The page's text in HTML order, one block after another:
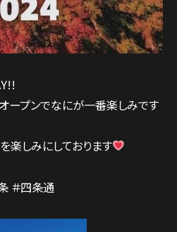
ープンでなにが一番楽しみです
楽しみにしております
＃四条通